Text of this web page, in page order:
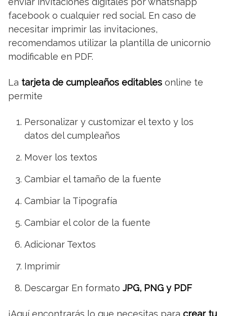
facebook o cualquier red social. En caso de
necesitar imprimir las invitaciones,
recomendamos utilizar la plantilla de unicornio
modificable en PDF.
La tarjeta de cumpleaños editables online te
permite
Personalizar y customizar el texto y los
datos del cumpleaños
Mover los textos
Cambiar el tamaño de la fuente
Cambiar la Tipografía
Cambiar el color de la fuente
Adicionar Textos
Imprimir
Descargar En formato JPG, PNG y PDF
¡Aquí encontrarás lo que necesitas para crear tu